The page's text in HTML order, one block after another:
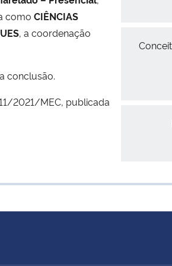
como CIÊNCIAS
, a coordenação
conclusão.
2021/MEC, publicada